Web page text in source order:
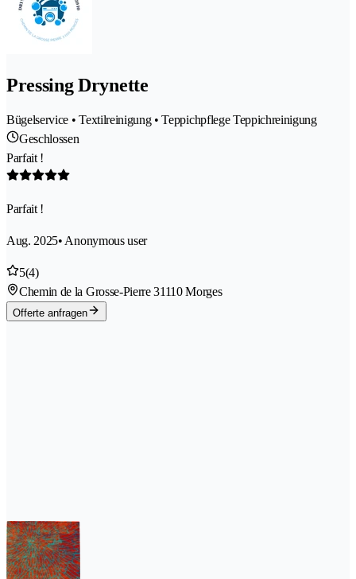
Pressing Drynette
Bügelservice • Textilreinigung • Teppichpflege Teppichreinigung
Geschlossen
Parfait !
Parfait !
Aug. 2025• Anonymous user
5(4)
Chemin de la Grosse-Pierre 31110 Morges
Offerte anfragen